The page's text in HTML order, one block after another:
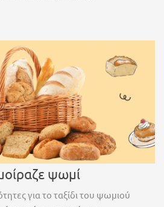
ψωμί
για το ταξίδι του ψωμιού